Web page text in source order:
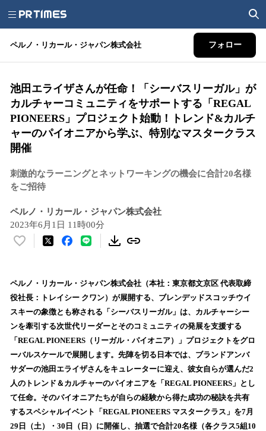
ペルノ・リカール・ジャパン株式会社 フォロー
池田エライザさんが任命！「シーバスリーガル」が
カルチャーコミュニティをサポートする「REGAL
PIONEERS」プロジェクト始動！トレンド&カルチ
ャーのパイオニアから学ぶ、特別なマスタークラス
開催
刺激的なラーニングとネットワーキングの機会に合計20名様
をご招待
ペルノ・リカール・ジャパン株式会社
2023年6月1日 11時00分
い
！
数
を
読
込
み
中
で
す
ペルノ・リカール・ジャパン株式会社（本社：東京都文京区 代表取締
役社長：トレイシー クワン）が展開する、ブレンデッドスコッチウイ
スキーの象徴とも称される「シーバスリーガル」は、カルチャーシー
ンを牽引する次世代リーダーとそのコミュニティの発展を支援する
「REGAL PIONEERS（リーガル・パイオニア）」プロジェクトをグロ
ーバルスケールで展開します。先陣を切る日本では、ブランドアンバ
サダーの池田エライザさんをキュレーターに迎え、彼女自らが選んだ2
人のトレンド＆カルチャーのパイオニアを「REGAL PIONEERS」とし
て任命。そのパイオニアたちが自らの経験から得た成功の秘訣を共有
するスペシャルイベント「REGAL PIONEERS マスタークラス」を7月
29日（土）・30日（日）に開催し、抽選で合計20名様（各クラス5組10